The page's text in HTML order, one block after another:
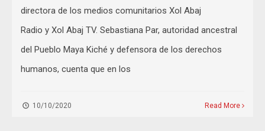
directora de los medios comunitarios Xol Abaj
Radio y Xol Abaj TV. Sebastiana Par, autoridad ancestral
del Pueblo Maya Kiché y defensora de los derechos
humanos, cuenta que en los
10/10/2020 Read More